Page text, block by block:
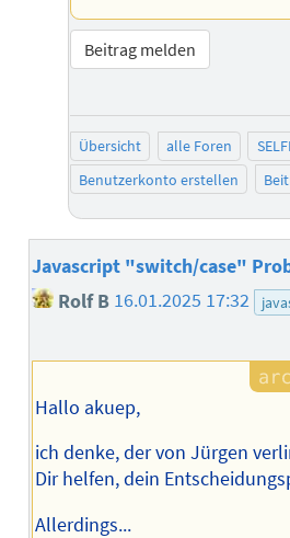
Beitrag melden
Übersicht alle Foren
Benutzerkonto erstellen
Javascript "switch/case"
Rolf B 16.01.2025 17:32
Hallo akuep,
ich denke, der von Jürgen
Dir helfen, dein
Allerdings...